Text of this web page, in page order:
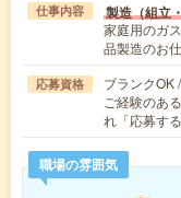
仕事内容 製造（組立
家庭用のガ
品製造のお
応募資格
ブランクOK
ご経験のあ
れ「応募す
職場の雰囲気